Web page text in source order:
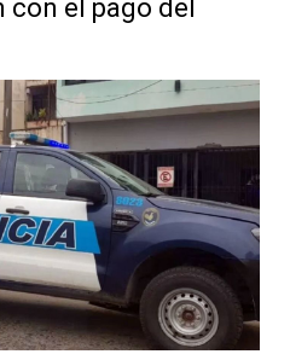
con el pago del